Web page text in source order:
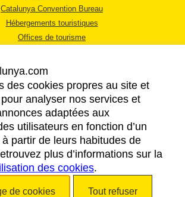
Catalunya Convention Bureau
Hébergements touristiques
Offices de tourisme
MENTIONS LÉGALES
RÈGLES DE CONFIDENTIALITÉ
COOKIES
ACCESSIBILITÉ
des cookies propres au site et
analyser nos services et
adaptées aux
utilisateurs en fonction d’un
partir de leurs habitudes de
plus d’informations sur la
des cookies.
de cookies Tout refuser